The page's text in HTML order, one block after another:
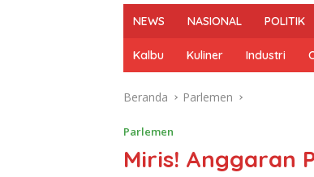
NEWS NASIONAL POLITIK
Kalbu Kuliner Industri
Beranda Parlemen
Parlemen
Miris! Anggaran